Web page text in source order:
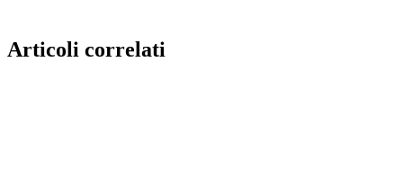
Articoli correlati